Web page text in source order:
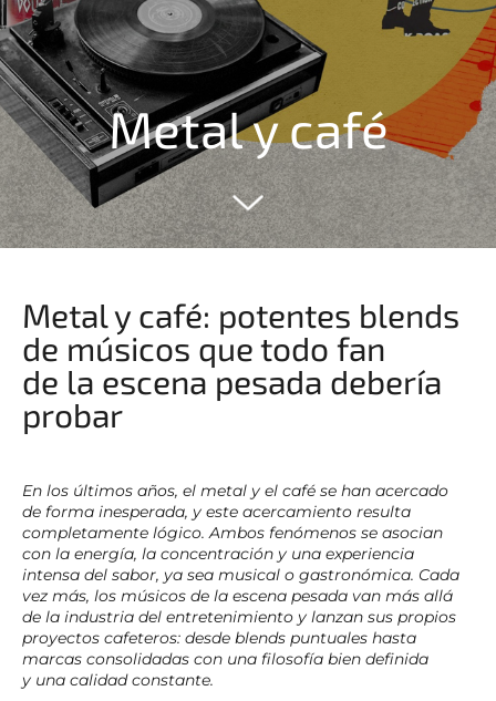
Metal y café
Metal y café: potentes blends
de músicos que todo fan
de la escena pesada debería
probar
En los últimos años, el metal y el café se han acercado
de forma inesperada, y este acercamiento resulta
completamente lógico. Ambos fenómenos se asocian
con la energía, la concentración y una experiencia
intensa del sabor, ya sea musical o gastronómica. Cada
vez más, los músicos de la escena pesada van más allá
de la industria del entretenimiento y lanzan sus propios
proyectos cafeteros: desde blends puntuales hasta
marcas consolidadas con una filosofía bien definida
y una calidad constante.